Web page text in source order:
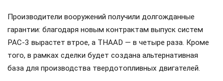
Производители вооружений получили долгожданные
гарантии: благодаря новым контрактам выпуск систем
PAC-3 вырастет втрое, а THAAD — в четыре раза. Кроме
того, в рамках сделки будет создана альтернативная
база для производства твердотопливных двигателей.